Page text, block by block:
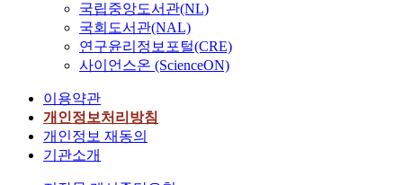
국립중앙도서관(NL)
국회도서관(NAL)
연구윤리정보포털(CRE)
사이언스온 (ScienceON)
이용약관
개인정보처리방침
개인정보 재동의
기관소개